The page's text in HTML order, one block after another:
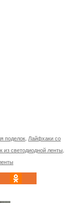
поделок Лайфхаки со
из светодиодной ленты